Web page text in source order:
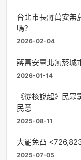
台北市長蔣萬安無
嗎?
2026-02-04
蔣萬安臺北無菸城
2026-01-14
《從核說起》民
民意
2025-08-11
大罷免凸
2025-07-05